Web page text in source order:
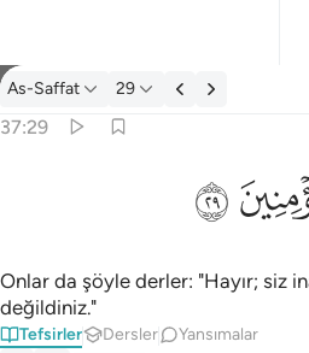
Tefsir: As-Saffat 37:29
As-Saffat 29
37:29
قَالُوا۟ بَل لَّمْ تَكُونُوا۟ مُؤْمِنِينَ ٢٩
ﱝ
Onlar da şöyle derler: "Hayır; siz
değildiniz."
Tefsirler Dersler Yansımalar